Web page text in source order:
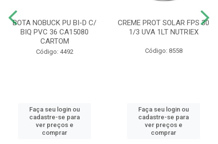
BOTA NOBUCK PU BI-D C/
BIQ PVC 36 CA15080
CARTOM
Código: 4492
Faça seu login ou
cadastre-se para
ver preços e
comprar
CREME PROT SOLAR FPS 30
1/3 UVA 1LT NUTRIEX
Código: 8558
Faça seu login ou
cadastre-se para
ver preços e
comprar